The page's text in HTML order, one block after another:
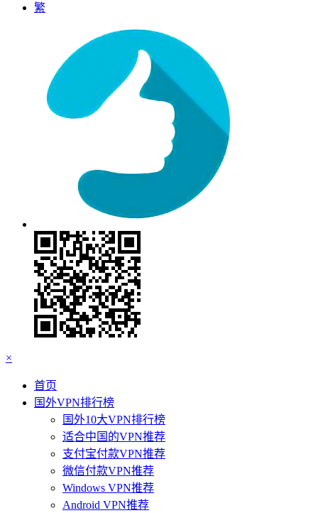
繁
×
首页
国外VPN排行榜
国外10大VPN排行榜
适合中国的VPN推荐
支付宝付款VPN推荐
微信付款VPN推荐
Windows VPN推荐
Android VPN推荐